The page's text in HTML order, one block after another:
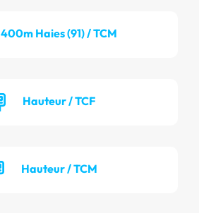
400m Haies (91) / TCM
Hauteur / TCF
Hauteur / TCM